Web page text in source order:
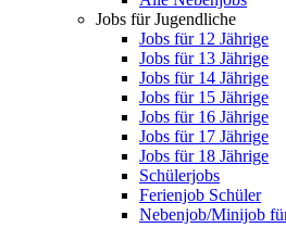
Jobs für Jugendliche
Jobs für 12 Jährige
Jobs für 13 Jährige
Jobs für 14 Jährige
Jobs für 15 Jährige
Jobs für 16 Jährige
Jobs für 17 Jährige
Jobs für 18 Jährige
Schülerjobs
Ferienjob Schüler
Nebenjob/Minijob